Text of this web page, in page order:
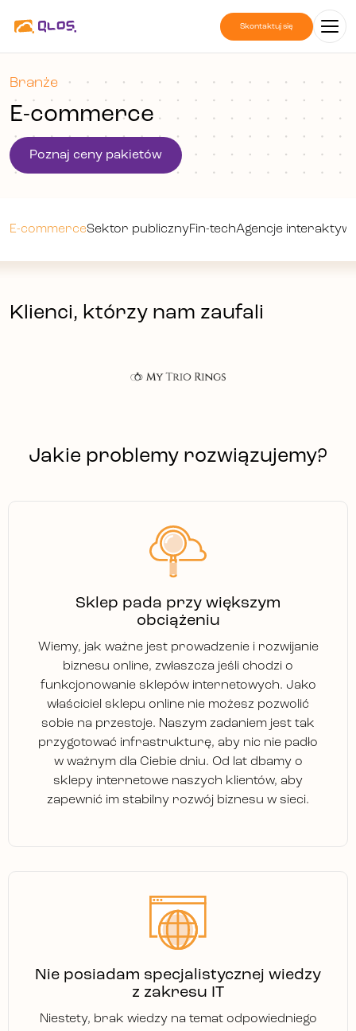
Skontaktuj się
Branże
E-commerce
Poznaj ceny pakietów
E-commerceSektor publicznyFin-techAgencje
Klienci, którzy nam zaufali
Jakie problemy rozwiązujemy?
Sklep pada przy większym
obciążeniu
Wiemy, jak ważne jest prowadzenie i rozwijanie
biznesu online, zwłaszcza jeśli chodzi o
funkcjonowanie sklepów internetowych. Jako
właściciel sklepu online nie możesz pozwolić
sobie na przestoje. Naszym zadaniem jest tak
przygotować infrastrukturę, aby nic nie padło
w ważnym dla Ciebie dniu. Od lat dbamy o
sklepy internetowe naszych klientów, aby
zapewnić im stabilny rozwój biznesu w sieci.
Nie posiadam specjalistycznej wiedzy
z zakresu IT
Niestety, brak wiedzy na temat odpowiedniego